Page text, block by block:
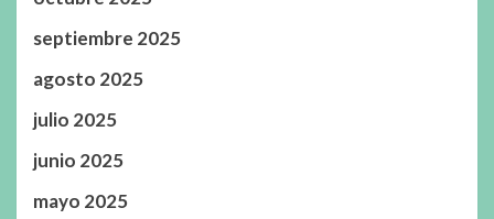
septiembre 2025
agosto 2025
julio 2025
junio 2025
mayo 2025